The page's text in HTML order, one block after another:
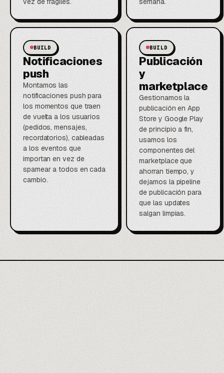
BUILD
Notificaciones
push
Montamos las
notificaciones push para
los momentos que traen
de vuelta a los usuarios
(pedidos, mensajes,
recordatorios), cableadas
a los eventos que
importan en vez de
spamear a todos en cada
cambio.
BUILD
Publicación
y
marketplace
Gestionamos la
publicación en App
Store y Google Play
de principio a fin,
usamos los
componentes del
marketplace que
ahorran tiempo, y
dejamos la pipeline
de publicación para
que las updates
salgan limpias.